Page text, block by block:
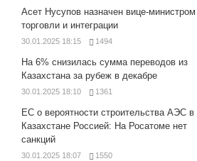
Асет Нусупов назначен вице-министром
торговли и интеграции
30.01.2025 18:15 1494
На 6% снизилась сумма переводов из
Казахстана за рубеж в декабре
30.01.2025 18:10 1361
ЕС о вероятности строительства АЭС в
Казахстане Россией: На Росатоме нет
санкций
30.01.2025 18:07 1550